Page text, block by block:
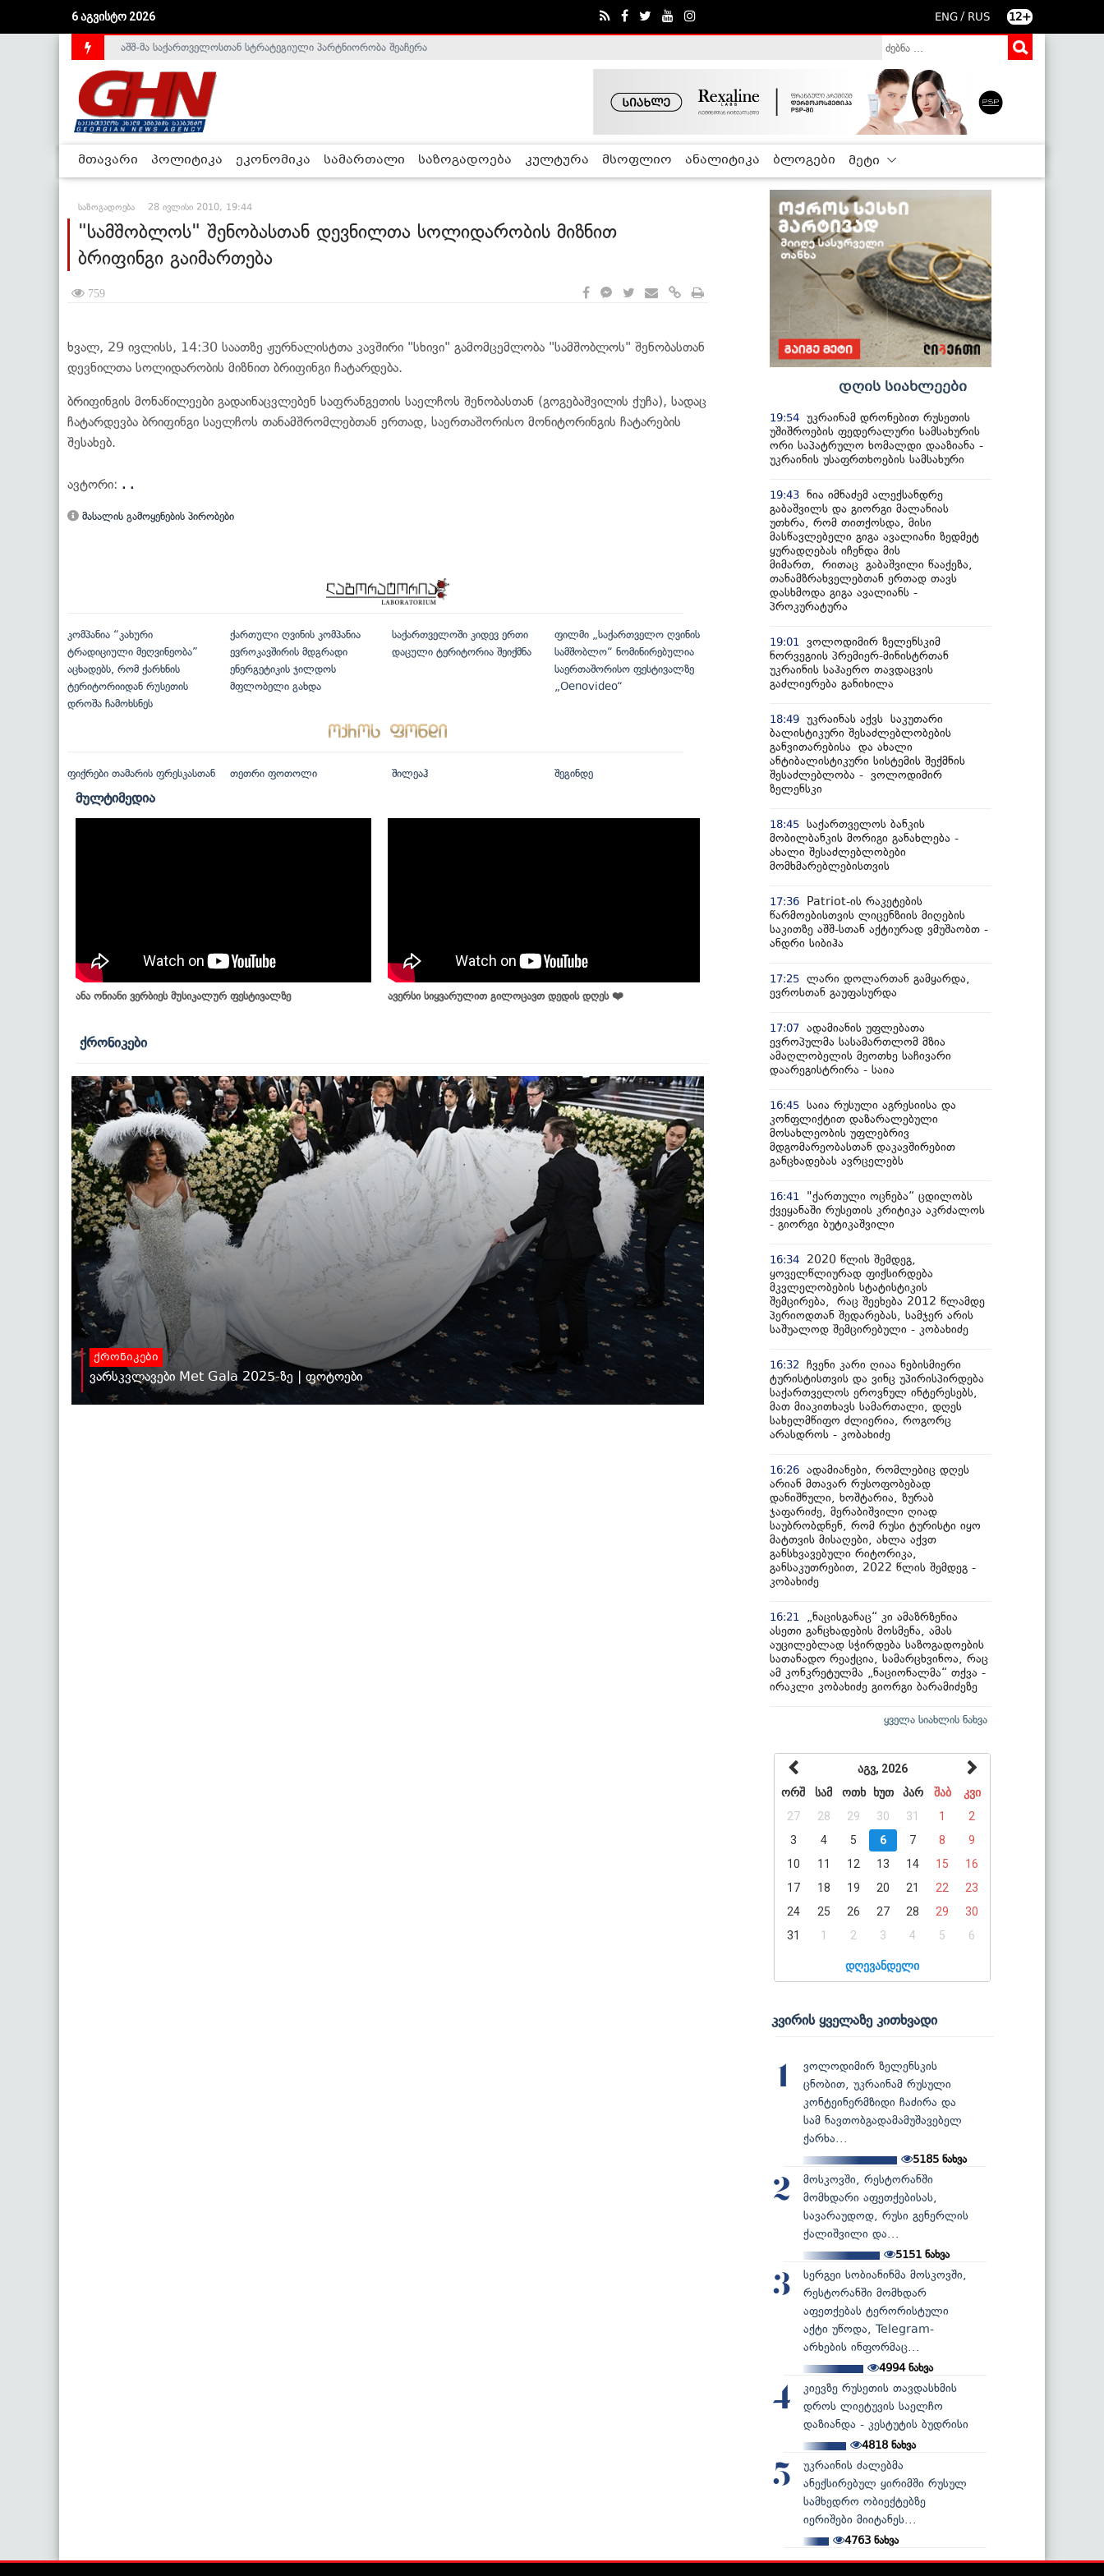
6 აგვისტო 2026 ENG / RUS 12+
საქართველოს დე-ფაქტო მთავრობა არალეგიტიმურია - ჰელსინკის კომისია
აშშ-მა საქართველოსთან სტრატეგიული პარტნიორობა შეაჩერა
მთავარი პოლიტიკა ეკონომიკა სამართალი საზოგადოება კულტურა მსოფლიო ანალიტიკა ბლოგები მეტი
საზოგადოება 28 ივლისი 2010, 19:44
"სამშობლოს" შენობასთან დევნილთა სოლიდარობის მიზნით
ბრიფინგი გაიმართება
759
ხვალ, 29 ივლისს, 14:30 საათზე ჟურნალისტთა კავშირი "სხივი" გამომცემლობა "სამშობლოს" შენობასთან
დევნილთა სოლიდარობის მიზნით ბრიფინგი ჩატარდება.
ბრიფინგის მონაწილეები გადაინაცვლებენ საფრანგეთის საელჩოს შენობასთან (გოგებაშვილის ქუჩა), სადაც
ჩატარდევბა ბრიფინგი საელჩოს თანამშრომლებთან ერთად, საერთაშორისო მონიტორინგის ჩატარების
შესახებ.
ავტორი: . .
მასალის გამოყენების პირობები
კომპანია “კახური
ტრადიციული მეღვინეობა”
აცხადებს, რომ ქარხნის
ტერიტორიიდან რუსეთის
დროშა ჩამოხსნეს
ქართული ღვინის კომპანია
ევროკავშირის მდგრადი
ენერგეტიკის ჯილდოს
მფლობელი გახდა
საქართველოში კიდევ ერთი
დაცული ტერიტორია შეიქმნა
ფილმი „საქართველო ღვინის
სამშობლო“ ნომინირებულია
საერთაშორისო ფესტივალზე
„Oenovideo“
ფიქრები თამარის ფრესკასთან თეთრი ფოთოლი შილეაჰ შეგინდე
მულტიმედია
ანა ონიანი ვერბიეს მუსიკალურ ფესტივალზე ავერსი სიყვარულით გილოცავთ დედის დღეს ❤️
ქრონიკები
ქრონიკები
ვარსკვლავები Met Gala 2025-ზე | ფოტოები
დღის სიახლეები
19:54 უკრაინამ დრონებით რუსეთის
უშიშროების ფედერალური სამსახურის
ორი საპატრულო ხომალდი დააზიანა -
უკრაინის უსაფრთხოების სამსახური
19:43 ნია იმნაძემ ალექსანდრე
გაბაშვილს და გიორგი მალანიას
უთხრა, რომ თითქოსდა, მისი
მასწავლებელი გიგა ავალიანი ზედმეტ
ყურადღებას იჩენდა მის
მიმართ, რითაც გაბაშვილი წააქეზა,
თანამზრახველებთან ერთად თავს
დასხმოდა გიგა ავალიანს -
პროკურატურა
19:01
ვოლოდიმირ ზელენსკიმ
ნორვეგიის პრემიერ-მინისტრთან
უკრაინის საჰაერო თავდაცვის
გაძლიერება განიხილა
18:49 უკრაინას აქვს საკუთარი
ბალისტიკური შესაძლებლობების
განვითარებისა და ახალი
ანტიბალისტიკური სისტემის შექმნის
შესაძლებლობა - ვოლოდიმირ
ზელენსკი
18:45 საქართველოს ბანკის
მობილბანკის მორიგი განახლება -
ახალი შესაძლებლობები
მომხმარებლებისთვის
17:36
Patriot-ის რაკეტების
წარმოებისთვის ლიცენზიის მიღების
საკითზე აშშ-სთან აქტიურად ვმუშაობთ -
ანდრი სიბიჰა
17:25 ლარი დოლართან გამყარდა,
ევროსთან გაუფასურდა
17:07 ადამიანის უფლებათა
ევროპულმა სასამართლომ მზია
ამაღლობელის მეოთხე საჩივარი
დაარეგისტრირა - საია
16:45 საია რუსული აგრესიისა და
კონფლიქტით დაზარალებული
მოსახლეობის უფლებრივ
მდგომარეობასთან დაკავშირებით
განცხადებას ავრცელებს
16:41
"ქართული ოცნება“ ცდილობს
ქვეყანაში რუსეთის კრიტიკა აკრძალოს
- გიორგი ბუტიკაშვილი
16:34
2020 წლის შემდეგ,
ყოველწლიურად ფიქსირდება
მკვლელობების სტატისტიკის
შემცირება, რაც შეეხება 2012 წლამდე
პერიოდთან შედარებას, სამჯერ არის
საშუალოდ შემცირებული - კობახიძე
16:32
ჩვენი კარი ღიაა ნებისმიერი
ტურისტისთვის და ვინც უპირისპირდება
საქართველოს ეროვნულ ინტერესებს,
მათ მიაკითხავს სამართალი, დღეს
სახელმწიფო ძლიერია, როგორც
არასდროს - კობახიძე
16:26 ადამიანები, რომლებიც დღეს
არიან მთავარ რუსოფობებად
დანიშნული, ხოშტარია, ზურაბ
ჯაფარიძე, მერაბიშვილი ღიად
საუბრობდნენ, რომ რუსი ტურისტი იყო
მატთვის მისაღები, ახლა აქვთ
განსხვავებული რიტორიკა,
განსაკუთრებით, 2022 წლის შემდეგ -
კობახიძე
16:21
„ნაცისგანაც“ კი ამაზრზენია
ასეთი განცხადების მოსმენა, ამას
აუცილებლად სჭირდება საზოგადოების
სათანადო რეაქცია, სამარცხვინოა, რაც
ამ კონკრეტულმა „ნაციონალმა“ თქვა -
ირაკლი კობახიძე გიორგი ბარამიძეზე
ყველა სიახლის ნახვა
აგვ, 2026
ორშ
სამ ოთხ ხუთ პარ შაბ
კვი
27
28 29 30 31 1
2
3
4 5 6 7 8
9
10
11 12 13 14 15
16
17
18 19 20 21 22
23
24
25 26 27 28 29
30
31
1 2 3 4 5 6
დღევანდელი
კვირის ყველაზე კითხვადი
1
ვოლოდიმირ ზელენსკის
ცნობით, უკრაინამ რუსული
კონტეინერმზიდი ჩაძირა და
სამ ნავთობგადამამუშავებელ
ქარხა...
5185 ნახვა
2
მოსკოვში, რესტორანში
მომხდარი აფეთქებისას,
სავარაუდოდ, რუსი გენერლის
ქალიშვილი და...
5151 ნახვა
3
სერგეი სობიანინმა მოსკოვში,
რესტორანში მომხდარ
აფეთქებას ტერორისტული
აქტი უწოდა, Telegram-
არხების ინფორმაც...
4994ნახვა
4
კიევზე რუსეთის თავდასხმის
დროს ლიეტუვის საელჩო
დაზიანდა - კესტუტის ბუდრისი
4818ნახვა
5
უკრაინის ძალებმა
ანექსირებულ ყირიმში რუსულ
სამხედრო ობიექტებზე
იერიშები მიიტანეს...
4763 ნახვა